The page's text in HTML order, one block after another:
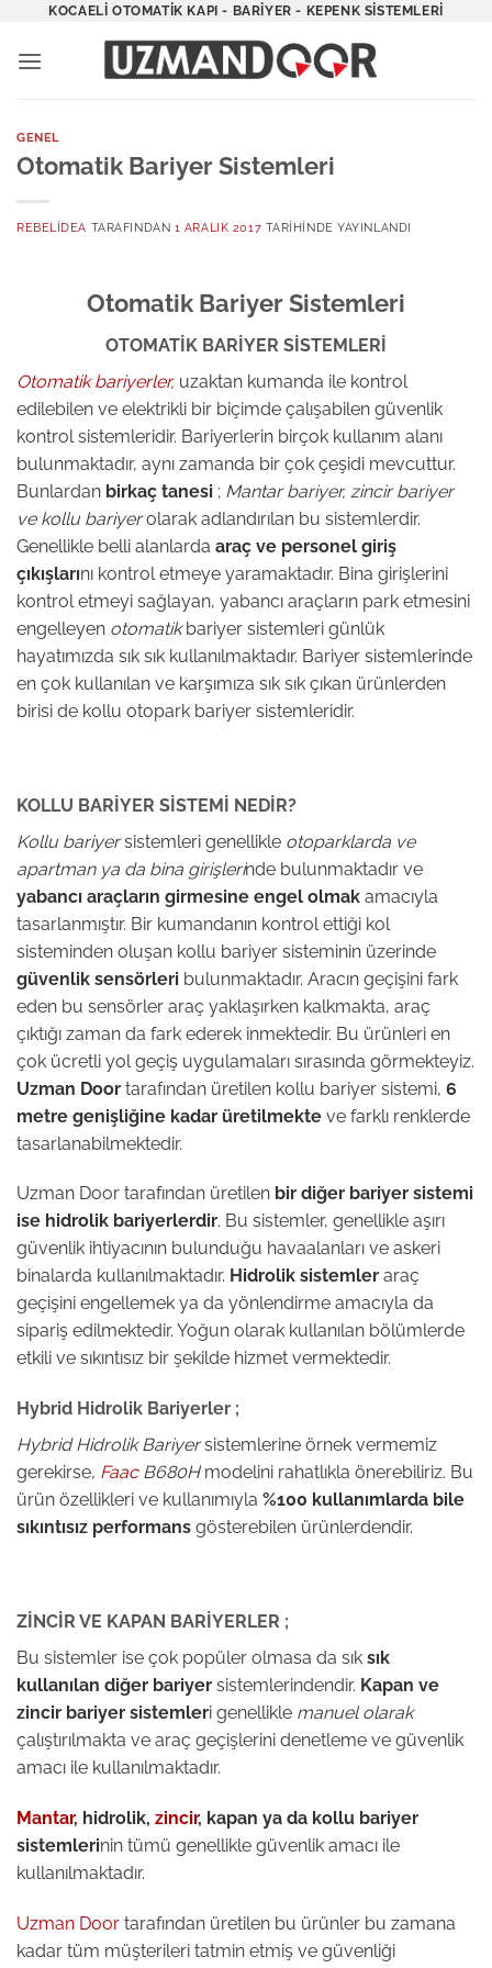
İçeriğeKOCAELI OTOMATIK KAPI - BARIYER - KEPENK SISTEMLERI
GENEL
Otomatik Bariyer Sistemleri
REBELIDEA TARAFINDAN 1 ARALIK 2017 TARIHINDE YAYINLANDI
Otomatik Bariyer Sistemleri
OTOMATİK BARİYER SİSTEMLERİ
Otomatik bariyerler, uzaktan kumanda ile kontrol
edilebilen ve elektrikli bir biçimde çalışabilen güvenlik
kontrol sistemleridir. Bariyerlerin birçok kullanım alanı
bulunmaktadır, aynı zamanda bir çok çeşidi mevcuttur.
Bunlardan birkaç tanesi ; Mantar bariyer, zincir bariyer
ve kollu bariyerolarak adlandırılan bu sistemlerdir.
Genellikle belli alanlarda araç ve personel giriş
çıkışlarını kontrol etmeye yaramaktadır. Bina girişlerini
kontrol etmeyi sağlayan, yabancı araçların park etmesini
engelleyen otomatikbariyer sistemleri günlük
hayatımızda sık sık kullanılmaktadır. Bariyer sistemlerinde
en çok kullanılan ve karşımıza sık sık çıkan ürünlerden
birisi de kollu otopark bariyer sistemleridir.
KOLLU BARİYER SİSTEMİ NEDİR?
Kollu bariyersistemleri genellikle otoparklarda ve
apartman ya da bina girişlerinde bulunmaktadır ve
yabancı araçların girmesine engel olmak amacıyla
tasarlanmıştır. Bir kumandanın kontrol ettiği kol
sisteminden oluşan kollu bariyer sisteminin üzerinde
güvenlik sensörleri bulunmaktadır. Aracın geçişini fark
eden bu sensörler araç yaklaşırken kalkmakta, araç
çıktığı zaman da fark ederek inmektedir. Bu ürünleri en
çok ücretli yol geçiş uygulamaları sırasında görmekteyiz.
Uzman Door tarafından üretilen kollu bariyer sistemi, 6
metre genişliğine kadar üretilmekte ve farklı renklerde
tasarlanabilmektedir.
Uzman Door tarafından üretilen bir diğer bariyer sistemi
ise hidrolik bariyerlerdir. Bu sistemler, genellikle aşırı
güvenlik ihtiyacının bulunduğu havaalanları ve askeri
binalarda kullanılmaktadır. Hidrolik sistemler araç
geçişini engellemek ya da yönlendirme amacıyla da
sipariş edilmektedir. Yoğun olarak kullanılan bölümlerde
etkili ve sıkıntısız bir şekilde hizmet vermektedir.
Hybrid Hidrolik Bariyerler ;
Hybrid Hidrolik Bariyersistemlerine örnek vermemiz
gerekirse, FaacB680Hmodelini rahatlıkla önerebiliriz. Bu
ürün özellikleri ve kullanımıyla %100 kullanımlarda bile
sıkıntısız performans gösterebilen ürünlerdendir.
ZİNCİR VE KAPAN BARİYERLER ;
Bu sistemler ise çok popüler olmasa da sık sık
kullanılan diğer bariyer sistemlerindendir. Kapan ve
zincir bariyer sistemleri genellikle manuel olarak
çalıştırılmakta ve araç geçişlerini denetleme ve güvenlik
amacı ile kullanılmaktadır.
Mantar, hidrolik, zincir, kapan ya da kollu bariyer
sistemlerinin tümü genellikle güvenlik amacı ile
kullanılmaktadır.
Uzman Door tarafından üretilen bu ürünler bu zamana
kadar tüm müşterileri tatmin etmiş ve güvenliği